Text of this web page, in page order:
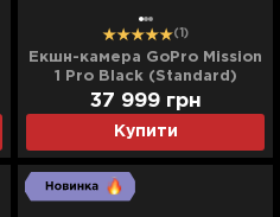
(1)
Екшн-камера GoPro Mission
1 Pro Black (Standard)
Купити
37 999 грн